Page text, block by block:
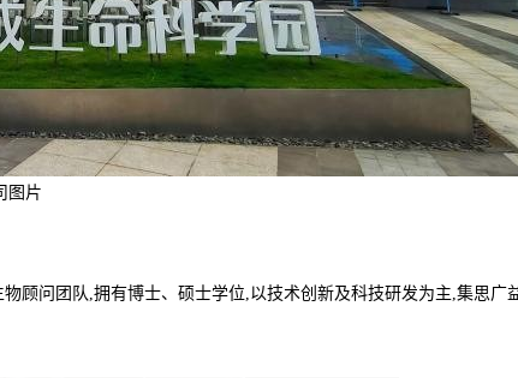
图片
顾问团队,拥有博士、硕士学位,以技术创新及科技研发为主,集思广